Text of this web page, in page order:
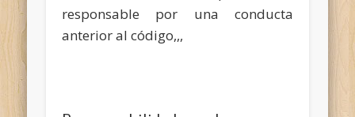
responsable por una conducta
anterior al código,,,